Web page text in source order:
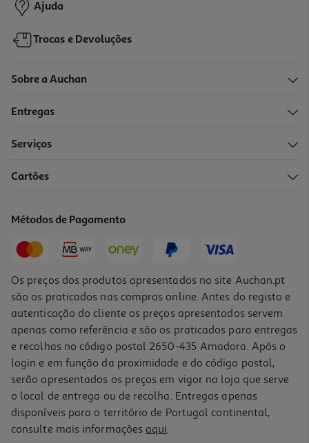
Ajuda
Trocas e Devoluções
Sobre a Auchan
Entregas
Serviços
Cartões
Métodos de Pagamento
Os preços dos produtos apresentados no site Auchan.pt
são os praticados nas compras online. Antes do registo e
autenticação do cliente os preços apresentados servem
apenas como referência e são os praticados para entregas
e recolhas no código postal 2650-435 Amadora. Após o
login e em função da proximidade e do código postal,
serão apresentados os preços em vigor na loja que serve
o local de entrega ou de recolha. Entregas apenas
disponíveis para o território de Portugal continental,
consulte mais informações aqui.